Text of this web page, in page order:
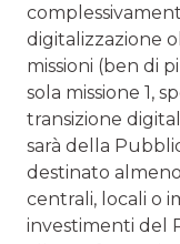
digitalizzazione
missioni (ben di
sola missione 1,
transizione
sarà della
destinato
centrali, locali o
investimenti del